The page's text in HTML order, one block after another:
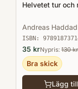
Helvetet tur och
Andreas Haddad
ISBN:
35 krNypris: 130kr
Bra skick
Lägg till